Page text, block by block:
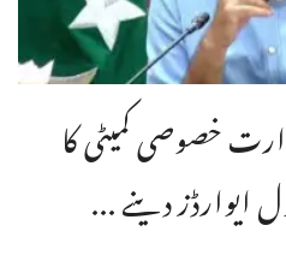
خصوصی کمیٹی کا